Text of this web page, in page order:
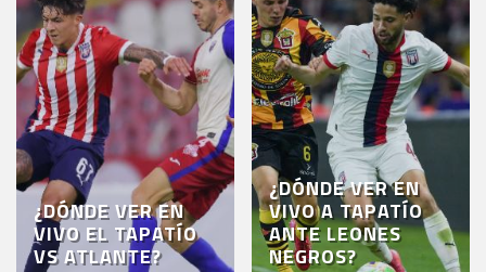
¿DÓNDE VER EN
VIVO EL TAPATÍO
VS ATLANTE?
¿DÓNDE VER EN
VIVO A TAPATÍO
ANTE LEONES
NEGROS?